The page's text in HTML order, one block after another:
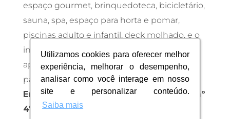
Utilizamos cookies para oferecer melhor
experiência, melhorar o desempenho,
analisar como você interage em nosso
site e personalizar conteúdo.
Saiba mais
Utilizamos cookies para oferecer melhor
experiência, melhorar o desempenho,
analisar como você interage em nosso
site e personalizar conteúdo.
Saiba mais
espaço gourmet, brinquedoteca, bicicletário,
sauna, spa, espaço para horta e pomar,
piscinas adulto e infantil, deck molhado, e o
inovador “Desafie-se”, caracterizado pelo
aproveitamento das escadas dos prédios
para incentivo à prática de exercícios físicos.
Endereço: Rua Esméria Barros Deorce, nº
470, Jardim Camburi.